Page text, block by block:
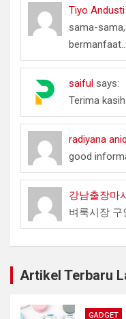
Tiyo Andusti
sama-
bermanfaat...
saiful says:
Terima
radiyana
good
강남출장마
벼룩시장 구
Artikel Terbaru
GADGET